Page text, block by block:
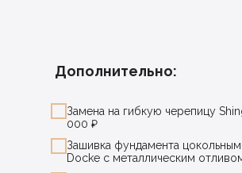
Дополнительно:
Замена на гибкую черепицу
000 ₽
Зашивка фундамента
Docke с металлическим